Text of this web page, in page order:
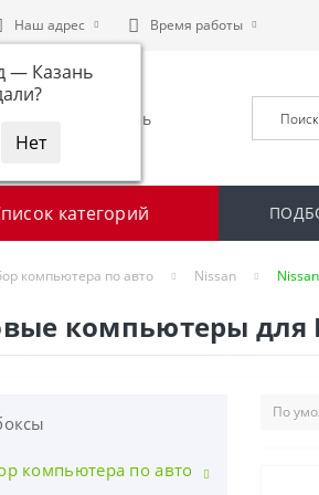
— Казань
Наш адрес Время работы
категорий
компьютера по авто Nissan
компьютеры для
компьютера по авто